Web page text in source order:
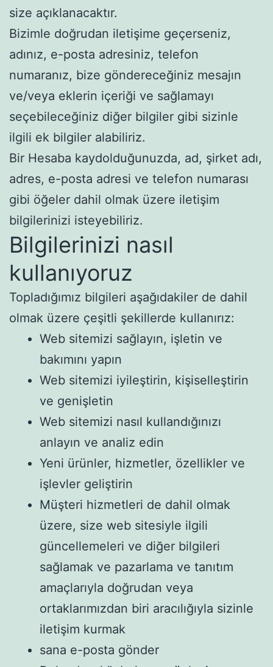
size açıklanacaktır.
Bizimle doğrudan iletişime geçerseniz,
adınız, e-posta adresiniz, telefon
numaranız, bize göndereceğiniz mesajın
ve/veya eklerin içeriği ve sağlamayı
seçebileceğiniz diğer bilgiler gibi sizinle
ilgili ek bilgiler alabiliriz.
Bir Hesaba kaydolduğunuzda, ad, şirket adı,
adres, e-posta adresi ve telefon numarası
gibi öğeler dahil olmak üzere iletişim
bilgilerinizi isteyebiliriz.
Bilgilerinizi nasıl
kullanıyoruz
Topladığımız bilgileri aşağıdakiler de dahil
olmak üzere çeşitli şekillerde kullanırız:
Web sitemizi sağlayın, işletin ve
bakımını yapın
Web sitemizi iyileştirin, kişiselleştirin
ve genişletin
Web sitemizi nasıl kullandığınızı
anlayın ve analiz edin
Yeni ürünler, hizmetler, özellikler ve
işlevler geliştirin
Müşteri hizmetleri de dahil olmak
üzere, size web sitesiyle ilgili
güncellemeleri ve diğer bilgileri
sağlamak ve pazarlama ve tanıtım
amaçlarıyla doğrudan veya
ortaklarımızdan biri aracılığıyla sizinle
iletişim kurmak
sana e-posta gönder